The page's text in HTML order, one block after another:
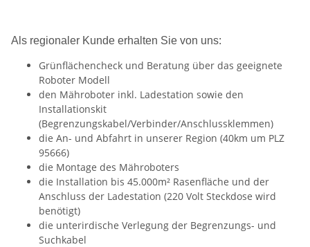
Als regionaler Kunde erhalten Sie von uns:
Grünflächencheck und Beratung über das geeignete
Roboter Modell
den Mähroboter inkl. Ladestation sowie den
Installationskit
(Begrenzungskabel/Verbinder/Anschlussklemmen)
die An- und Abfahrt in unserer Region (40km um PLZ
95666)
die Montage des Mähroboters
die Installation bis 45.000m² Rasenfläche und der
Anschluss der Ladestation (220 Volt Steckdose wird
benötigt)
die unterirdische Verlegung der Begrenzungs- und
Suchkabel